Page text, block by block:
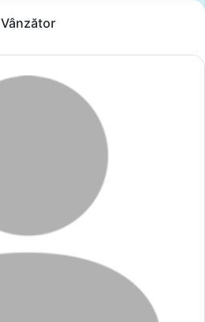
Vânzător